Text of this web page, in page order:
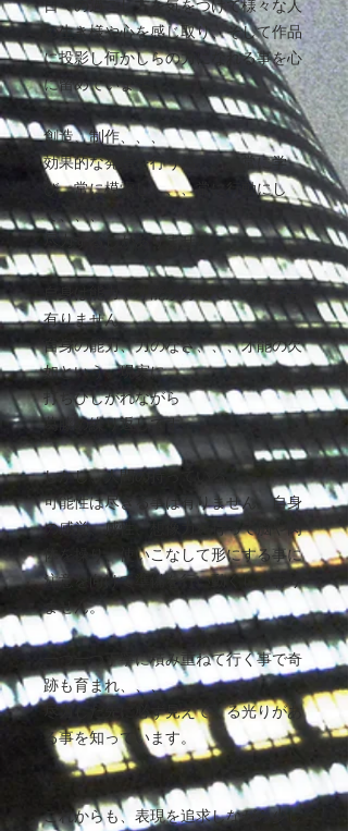
日々の過ごし方を気をつけて様々な人
の生き様や心を感じ取り、そして作品
に投影し何かしらの力になれる事を心
に留めています。
創造、制作、、、
効果的な発信を行う為、、、常に学
び、常に模索し、、、常に行動にし
て、、、
尽力するしかありません。
自身は能力や才能が秀でている訳でも
有りません。
自身の能力、力のなさ、、、才能の欠
如という、現実に
打ちひしがれながら
葛藤の繰り返しです。
しかし、人間の持っている
可能性は尽きる事は有りません。自身
の感覚、感性、想像力を持って脳や肉
体を操り、使いこなして形にする事に
注意を向けて準備を行い動くしか有り
ません。
一つ一つ丁寧に積み重ねて行く事で奇
跡も育まれ、、、
尽力した先に必ず見えてくる光りがあ
る事を知っています。
これからも、表現を追求しながら少し